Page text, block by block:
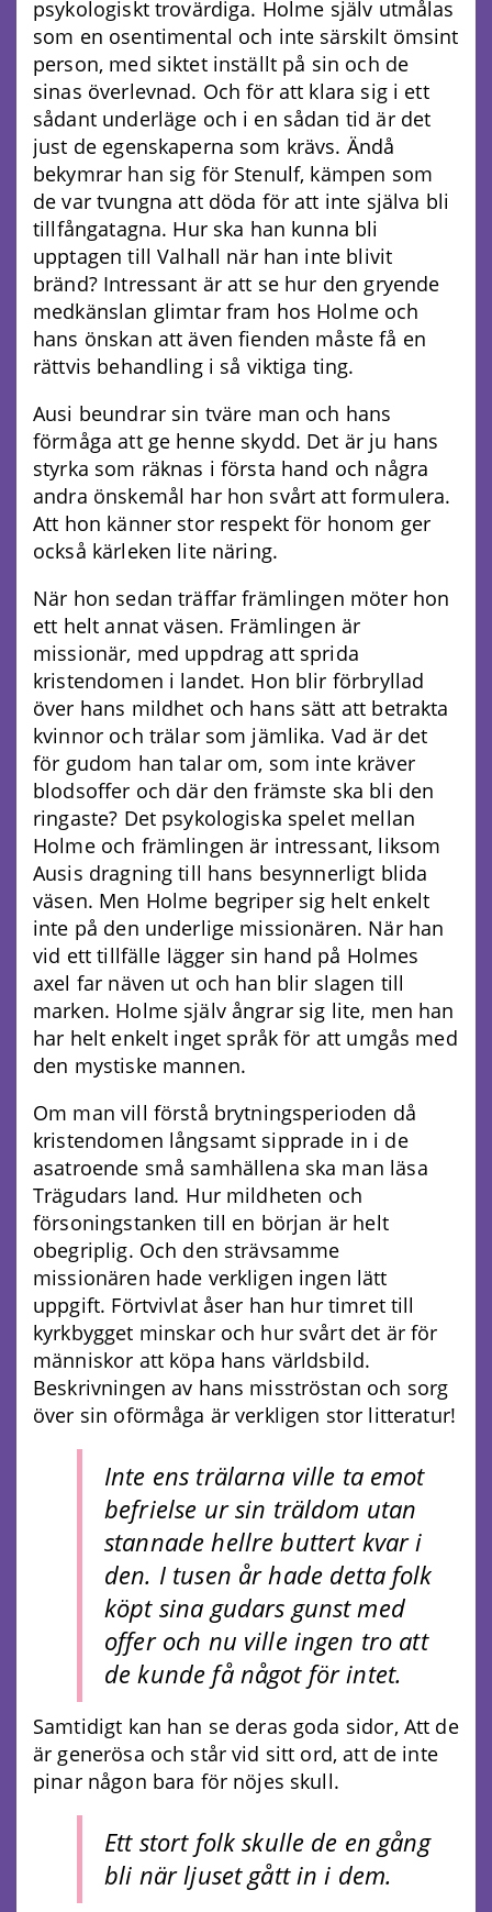
psykologiskt trovärdiga. Holme själv utmålas
som en osentimental och inte särskilt ömsint
person, med siktet inställt på sin och de
sinas överlevnad. Och för att klara sig i ett
sådant underläge och i en sådan tid är det
just de egenskaperna som krävs. Ändå
bekymrar han sig för Stenulf, kämpen som
de var tvungna att döda för att inte själva bli
tillfångatagna. Hur ska han kunna bli
upptagen till Valhall när han inte blivit
bränd? Intressant är att se hur den gryende
medkänslan glimtar fram hos Holme och
hans önskan att även fienden måste få en
rättvis behandling i så viktiga ting.
Ausi beundrar sin tväre man och hans
förmåga att ge henne skydd. Det är ju hans
styrka som räknas i första hand och några
andra önskemål har hon svårt att formulera.
Att hon känner stor respekt för honom ger
också kärleken lite näring.
När hon sedan träffar främlingen möter hon
ett helt annat väsen. Främlingen är
missionär, med uppdrag att sprida
kristendomen i landet. Hon blir förbryllad
över hans mildhet och hans sätt att betrakta
kvinnor och trälar som jämlika. Vad är det
för gudom han talar om, som inte kräver
blodsoffer och där den främste ska bli den
ringaste? Det psykologiska spelet mellan
Holme och främlingen är intressant, liksom
Ausis dragning till hans besynnerligt blida
väsen. Men Holme begriper sig helt enkelt
inte på den underlige missionären. När han
vid ett tillfälle lägger sin hand på Holmes
axel far näven ut och han blir slagen till
marken. Holme själv ångrar sig lite, men han
har helt enkelt inget språk för att umgås med
den mystiske mannen.
Om man vill förstå brytningsperioden då
kristendomen långsamt sipprade in i de
asatroende små samhällena ska man läsa
Trägudars land. Hur mildheten och
försoningstanken till en början är helt
obegriplig. Och den strävsamme
missionären hade verkligen ingen lätt
uppgift. Förtvivlat åser han hur timret till
kyrkbygget minskar och hur svårt det är för
människor att köpa hans världsbild.
Beskrivningen av hans misströstan och sorg
över sin oförmåga är verkligen stor litteratur!
Inte ens trälarna ville ta emot
befrielse ur sin träldom utan
stannade hellre buttert kvar i
den. I tusen år hade detta folk
köpt sina gudars gunst med
offer och nu ville ingen tro att
de kunde få något för intet.
Samtidigt kan han se deras goda sidor, Att de
är generösa och står vid sitt ord, att de inte
pinar någon bara för nöjes skull.
Ett stort folk skulle de en gång
bli när ljuset gått in i dem.